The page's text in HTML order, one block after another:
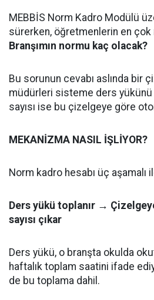
MEBBİS Norm Kadro Modülü
sürerken, öğretmenlerin en
Branşımın normu kaç olacak?
Bu sorunun cevabı aslında bir
müdürleri sisteme ders
sayısı ise bu çizelgeye göre
MEKANİZMA NASIL İŞLİYOR?
Norm kadro hesabı üç aşamalı
Ders yükü toplanır →
sayısı çıkar
Ders yükü, o branşta okulda
haftalık toplam saatini ifade
de bu toplama dahil.